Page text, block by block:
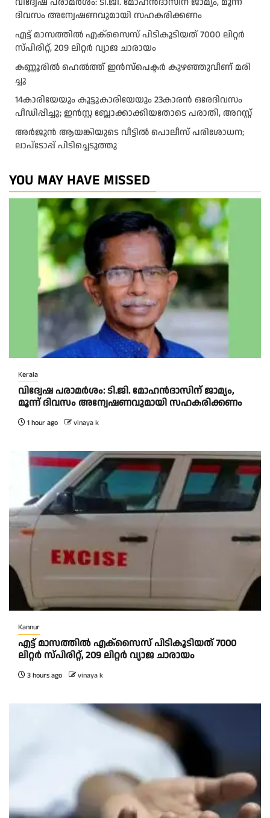
ദിവസം അന്വേഷണവുമായി സഹകരിക്കണം
എട്ട് മാസത്തിൽ എക്സൈസ് പിടികൂടിയത് 7000 ലിറ്റർ
സ്പിരിറ്റ്‌, 209 ലിറ്റർ വ്യാജ ചാരായം
ക​ണ്ണൂ​രി​ൽ ഹെ​ൽ​ത്ത്‌ ഇ​ൻ​സ്‌​പെ​ക്ട​ർ കു​ഴ​ഞ്ഞു​വീ​ണ് മ​രി​
ച്ചു
14കാരിയേയും കൂട്ടുകാരിയേയും 23കാരൻ ഒരേദിവസം
പീഡിപ്പിച്ചു; ഇൻസ്റ്റ ബ്ലോക്കാക്കിയതോടെ പരാതി, അറസ്റ്റ്
അർജുൻ ആയങ്കിയുടെ വീട്ടിൽ പൊലീസ് പരിശോധന;
ലാപ്ടോപ്പ് പിടിച്ചെടുത്തു
YOU MAY HAVE MISSED
Kerala
വിദ്വേഷ പരാമർശം: ടി.ജി. മോഹൻദാസിന് ജാമ്യം,
മൂന്ന് ദിവസം അന്വേഷണവുമായി സഹകരിക്കണം
1 hour ago vinaya k
Kannur
എട്ട് മാസത്തിൽ എക്സൈസ് പിടികൂടിയത് 7000
ലിറ്റർ സ്പിരിറ്റ്‌, 209 ലിറ്റർ വ്യാജ ചാരായം
3 hours ago vinaya k